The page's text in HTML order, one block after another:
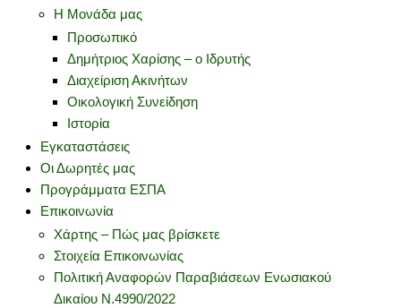
Η Μονάδα μας
Προσωπικό
Δημήτριος Χαρίσης – ο Ιδρυτής
Διαχείριση Ακινήτων
Οικολογική Συνείδηση
Ιστορία
Εγκαταστάσεις
Οι Δωρητές μας
Προγράμματα ΕΣΠΑ
Επικοινωνία
Χάρτης – Πώς μας βρίσκετε
Στοιχεία Επικοινωνίας
Πολιτική Αναφορών Παραβιάσεων Ενωσιακού
Δικαίου Ν.4990/2022